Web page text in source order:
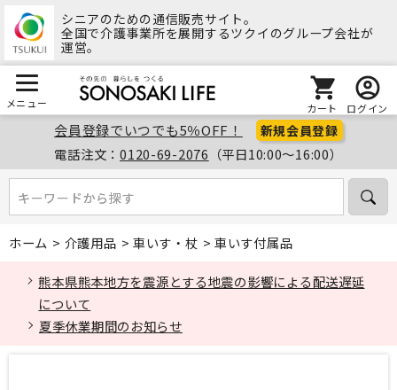
シニアのための通信販売サイト。
全国で介護事業所を展開するツクイのグループ会社が
運営。
メニュー カート ログイン
会員登録でいつでも5％OFF！ 新規会員登録
電話注文：0120-69-2076 （平日10:00～16:00）
キーワードから探す
キーワードから探す
ホーム > 介護用品 > 車いす・杖 >車いす付属品
熊本県熊本地方を震源とする地震の影響による配送遅延
について
夏季休業期間のお知らせ